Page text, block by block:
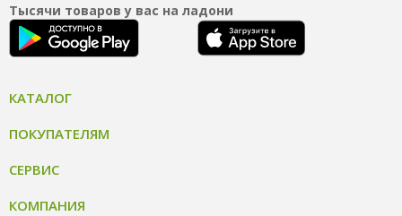
Тысячи товаров у вас на ладони
КАТАЛОГ
ПОКУПАТЕЛЯМ
СЕРВИС
КОМПАНИЯ